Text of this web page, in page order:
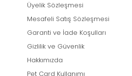
Üyelik Sözleşmesi
Mesafeli Satış Sözleşmesi
Garanti ve İade Koşulları
Gizlilik ve Güvenlik
Hakkımızda
Pet Card Kullanımı